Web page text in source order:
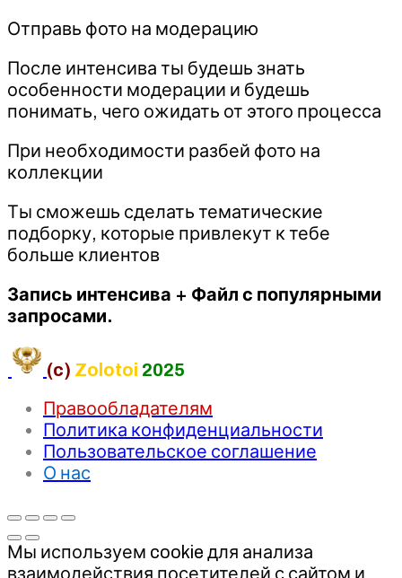
Отправь фото на модерацию
После интенсива ты будешь знать
особенности модерации и будешь
понимать, чего ожидать от этого процесса
При необходимости разбей фото на
коллекции
Ты сможешь сделать тематические
подборку, которые привлекут к тебе
больше клиентов
Запись интенсива + Файл с популярными
запросами.
(c) Zolotoi 2025
Правообладателям
Политика конфиденциальности
Пользовательское соглашение
О нас
Мы используем cookie для анализа
взаимодействия посетителей с сайтом и